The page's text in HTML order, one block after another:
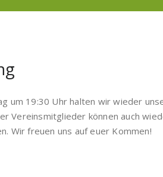
um 19:30 Uhr halten wir wieder
Vereinsmitglieder können auch
Wir freuen uns auf euer Kommen!